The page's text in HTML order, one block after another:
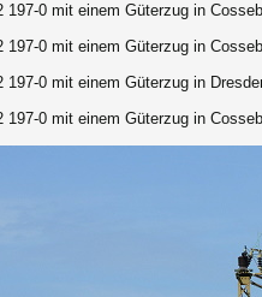
197-0 mit einem Güterzug in
197-0 mit einem Güterzug in
197-0 mit einem Güterzug in
197-0 mit einem Güterzug in